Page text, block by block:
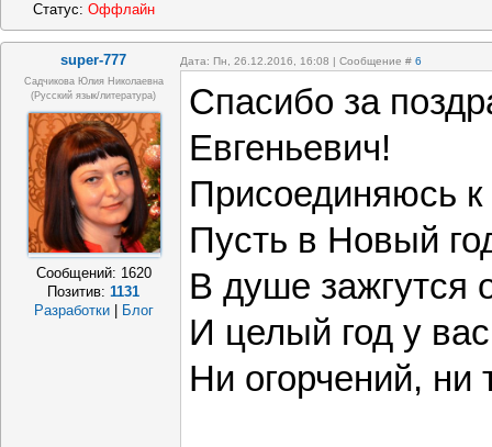
Статус: Оффлайн
super-777 Дата: Пн, 26.12.2016, 16:08 | Сообщение # 6
Садчикова Юлия Николаевна
(русский язык/литература)
Сообщений: 1620
Позитив:1131
Разработки
Блог
Спасибо за
Евгеньевич!
Присоединяюсь
Пусть в Новый
В душе зажгутся
И целый год у
Ни огорчений, ни